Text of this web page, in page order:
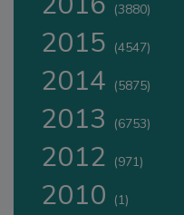
(3880)
2015 (4547)
2014 (5875)
2013 (6753)
2012 (971)
2010 (1)